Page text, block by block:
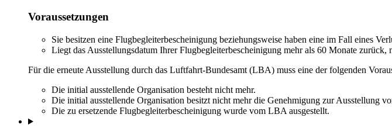
Voraussetzungen
Sie besitzen eine Flugbegleiterbescheinigung beziehungsweise haben eine im Fall eines
Liegt das Ausstellungsdatum Ihrer Flugbegleiterbescheinigung mehr als 60 Monate
Für die erneute Ausstellung durch das Luftfahrt-Bundesamt (LBA) muss eine der folgenden
Die initial ausstellende Organisation besteht nicht mehr.
Die initial ausstellende Organisation besitzt nicht mehr die Genehmigung zur Ausstellung
Die zu ersetzende Flugbegleiterbescheinigung wurde vom LBA ausgestellt.